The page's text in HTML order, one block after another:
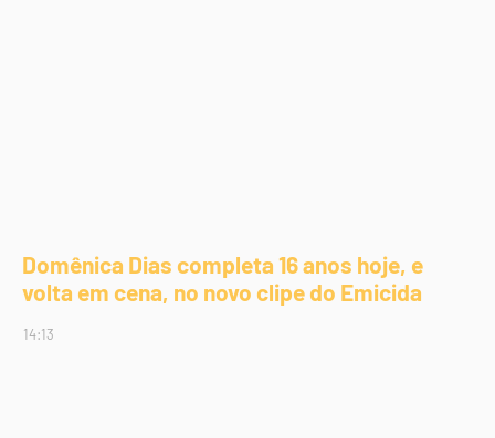
Domênica Dias completa 16 anos hoje, e
volta em cena, no novo clipe do Emicida
14:13